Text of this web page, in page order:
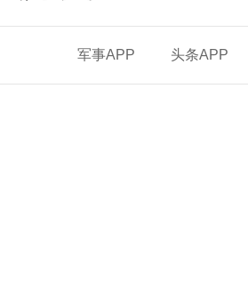
军事APP 头条APP